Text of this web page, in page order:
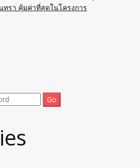
รา คุ้มค่าที่สุดในโครงการ